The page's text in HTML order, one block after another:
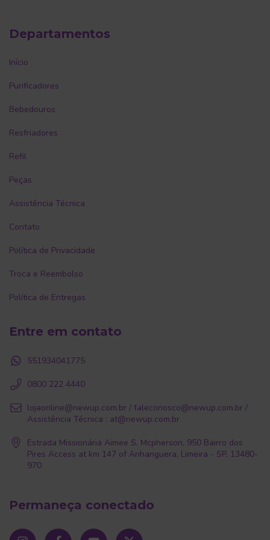
Departamentos
Início
Purificadores
Bebedouros
Resfriadores
Refil
Peças
Assistência Técnica
Contato
Política de Privacidade
Troca e Reembolso
Política de Entregas
Entre em contato
551934041775
0800 222 4440
lojaonline@newup.com.br / faleconosco@newup.com.br /
Assistência Técnica : at@newup.com.br
Estrada Missionária Aimee S. Mcpherson, 950 Bairro dos
Pires Access at km 147 of Anhanguera, Limeira - SP, 13480-
970
Permaneça conectado